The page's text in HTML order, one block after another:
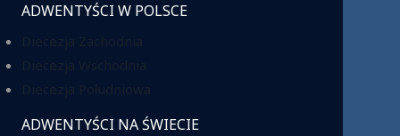
ADWENTYŚCI W POLSCE
ADWENTYŚCI NA ŚWIECIE